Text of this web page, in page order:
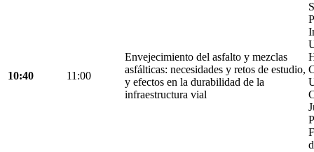
10:40 11:00
Envejecimiento del asfalto y mezclas
asfálticas: necesidades y retos de estudio,
y efectos en la durabilidad de la
infraestructura vial